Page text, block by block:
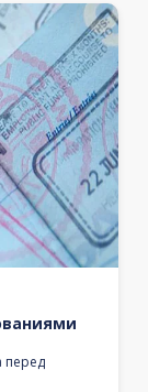
перед